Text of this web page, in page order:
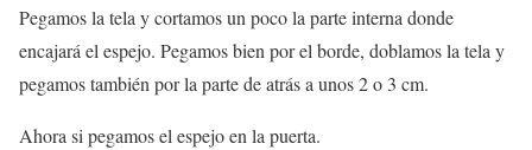
Pegamos la tela y cortamos un poco la parte interna donde
encajará el espejo. Pegamos bien por el borde, doblamos la tela y
pegamos también por la parte de atrás a unos 2 o 3 cm.
Ahora si pegamos el espejo en la puerta.